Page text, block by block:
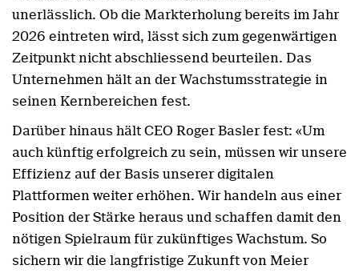
unerlässlich. Ob die Markterholung bereits im Jahr
2026 eintreten wird, lässt sich zum gegenwärtigen
Zeitpunkt nicht abschliessend beurteilen. Das
Unternehmen hält an der Wachstumsstrategie in
seinen Kernbereichen fest.
Darüber hinaus hält CEO Roger Basler fest: «Um
auch künftig erfolgreich zu sein, müssen wir unsere
Effizienz auf der Basis unserer digitalen
Plattformen weiter erhöhen. Wir handeln aus einer
Position der Stärke heraus und schaffen damit den
nötigen Spielraum für zukünftiges Wachstum. So
sichern wir die langfristige Zukunft von Meier